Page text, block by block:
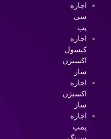
اجاره
سی
پپ
اجاره
کپسول
اکسیژن
ساز
اجاره
اکسیژن
ساز
اجاره
پمپ